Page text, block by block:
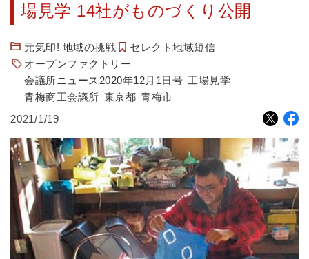
場見学 14社がものづくり公開
元気印! 地域の挑戦
セレクト地域短信
オープンファクトリー
会議所ニュース2020年12月1日号 工場見学
青梅商工会議所 東京都 青梅市
2021/1/19